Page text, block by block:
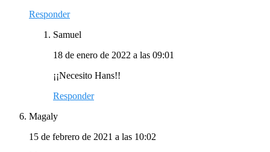
Responder
Samuel
18 de enero de 2022 a las 09:01
¡¡Necesito Hans!!
Responder
Magaly
15 de febrero de 2021 a las 10:02